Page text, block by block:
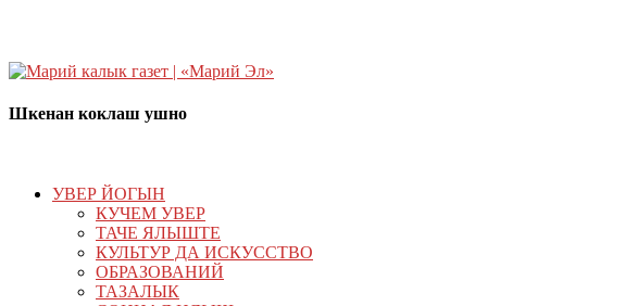
Шкенан коклаш ушно
УВЕР ЙОГЫН
КУЧЕМ УВЕР
ТАЧЕ ЯЛЫШТЕ
КУЛЬТУР ДА ИСКУССТВО
ОБРАЗОВАНИЙ
ТАЗАЛЫК